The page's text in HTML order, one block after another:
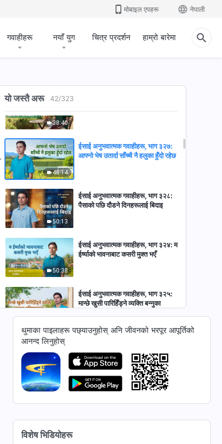
मोबाइल एपहरू नेपाली
गवाहीहरू नयाँ युग चित्र प्रदर्शन हाम्रो बारेमा
यो जस्तै अरू 42/323
अब त सिधै कुरा गर्न गाह्रो छैन
38:40
48:14
ईसाई अनुभवात्मक गवाहीहरू, भाग ३२७:
आफ्नो भेष उतार्दा साँच्चै नै हलुका हुँदो रहेछ
50:13
ईसाई अनुभवात्मक गवाहीहरू, भाग ३२८:
पैसाको पछि दौडने दिनहरूलाई बिदाइ
50:38
ईसाई अनुभवात्मक गवाहीहरू, भाग ३२४: म
ईर्ष्याको भावनाबाट कसरी मुक्त भएँ
ईसाई अनुभवात्मक गवाहीहरू, भाग ३२५:
मान्छे खुसी पारिहिँड्ने व्यक्ति बन्नुका
47:27
आफ्नो हीनताबोधबारेको बुझाइ
39:52
ईसाई अनुभवात्मक गवाहीहरू, भाग ३२२:
मैले आफ्नो कर्तव्यलाई सही तरिकाले लिन
थुमाका पाइलाहरू पछ्याउनुहोस् अनि जीवनको भरपूर आपूर्तिको
आनन्द लिनुहोस्
विशेष भिडियोहरू